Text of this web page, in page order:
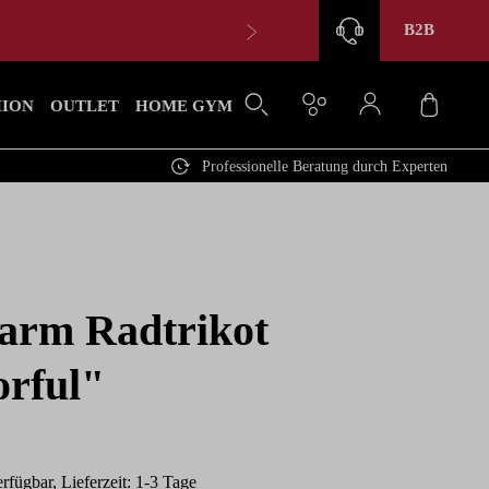
B2B
OUTLET HOME GYM
Professionelle Beratung durch Experten
Radtrikot
Lieferzeit: 1-3 Tage